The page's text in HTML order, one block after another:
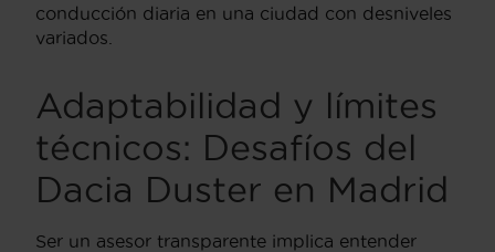
conducción diaria en una ciudad con desniveles
variados.
Adaptabilidad y límites
técnicos: Desafíos del
Dacia Duster en Madrid
Ser un asesor transparente implica entender